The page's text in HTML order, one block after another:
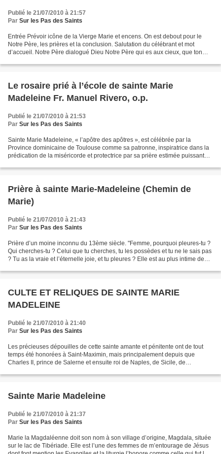
Publié le 21/07/2010 à 21:57
Par Sur les Pas des Saints
Entrée Prévoir icône de la Vierge Marie et encens. On est debout pour le
Notre Père, les prières et la conclusion. Salutation du célébrant et mot
d’accueil. Notre Père dialogué Dieu Notre Père qui es aux cieux, que ton
Le rosaire prié à l’école de sainte Marie
Madeleine Fr. Manuel Rivero, o.p.
Publié le 21/07/2010 à 21:53
Par Sur les Pas des Saints
Sainte Marie Madeleine, « l’apôtre des apôtres », est célébrée par la
Province dominicaine de Toulouse comme sa patronne, inspiratrice dans la
prédication de la miséricorde et protectrice par sa prière estimée puissante
Prière à sainte Marie-Madeleine (Chemin de
Marie)
Publié le 21/07/2010 à 21:43
Par Sur les Pas des Saints
Prière d’un moine inconnu du 13ème siècle. "Femme, pourquoi pleures-tu ?
Qui cherches-tu ? Celui que tu cherches, tu les possèdes et tu ne le sais pas
? Tu as la vraie et l’éternelle joie, et tu pleures ? Elle est au plus intime de
CULTE ET RELIQUES DE SAINTE MARIE
MADELEINE
Publié le 21/07/2010 à 21:40
Par Sur les Pas des Saints
Les précieuses dépouilles de cette sainte amante et pénitente ont de tout
temps été honorées à Saint-Maximin, mais principalement depuis que
Charles II, prince de Salerne et ensuite roi de Naples, de Sicile, de
Sainte Marie Madeleine
Publié le 21/07/2010 à 21:37
Par Sur les Pas des Saints
Marie la Magdaléenne doit son nom à son village d’origine, Magdala, située
sur le lac de Tibériade. Elle est l’une des femmes de m’entourage de Jésus